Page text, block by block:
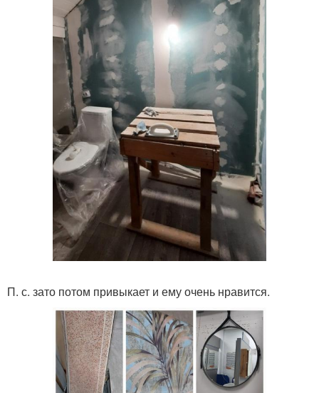
П. с. зато потом привыкает и ему очень нравится.